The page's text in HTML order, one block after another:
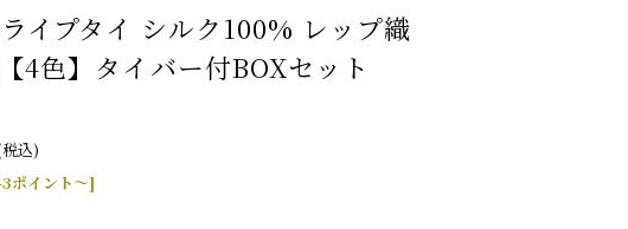
イプタイ シルク100% レップ織
4色】タイバー付BOXセット
込)
ポイント～]